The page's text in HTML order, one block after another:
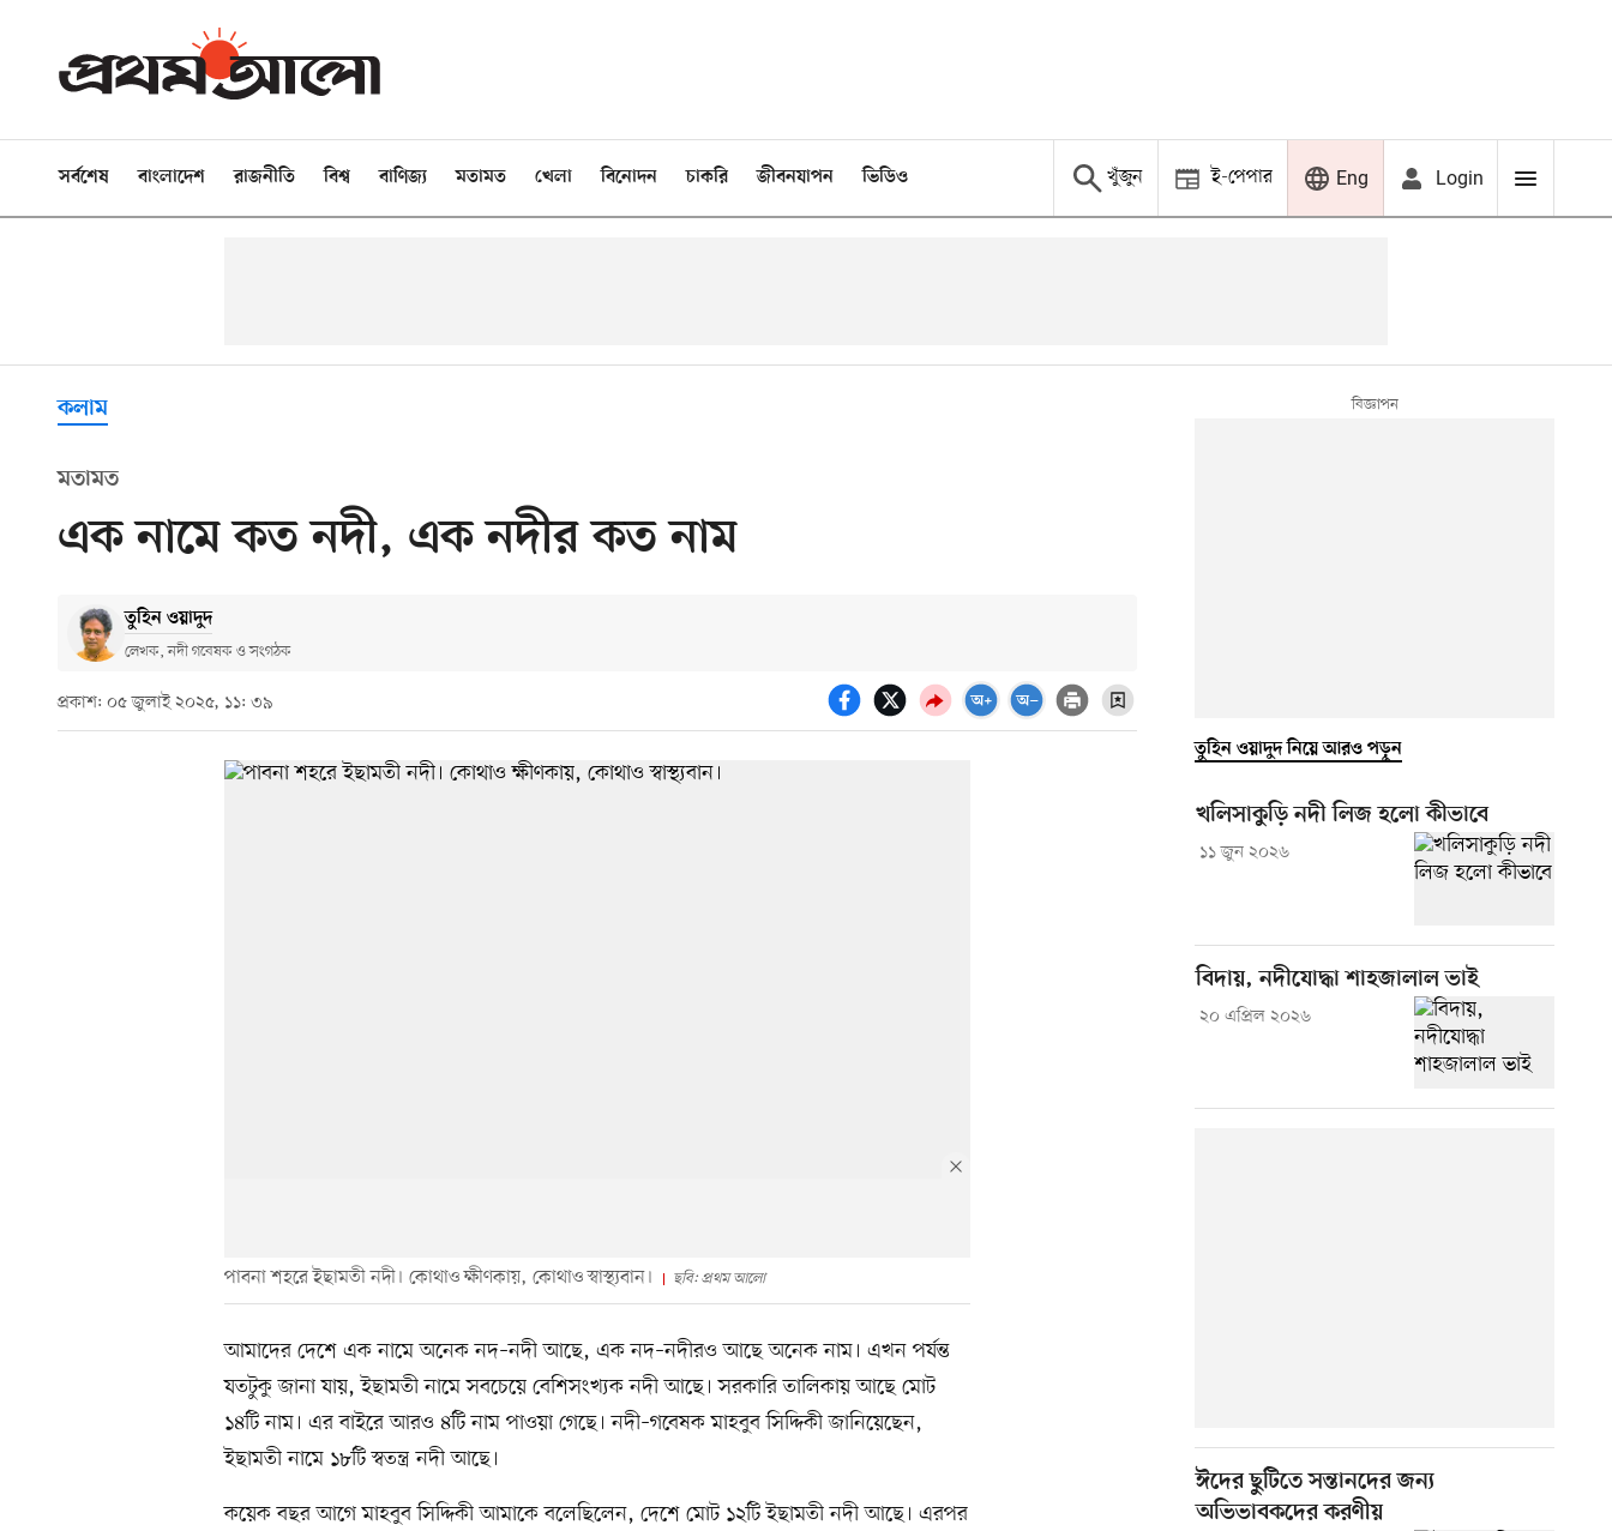
সর্বশেষ বাংলাদেশ রাজনীতি বিশ্ব বাণিজ্য মতামত খেলা বিনোদন চাকরি জীবনযাপন ভিডিও খুঁজুন ই-পেপার Eng Login
কলাম
মতামত
এক নামে কত নদী, এক নদীর কত নাম
তুহিন ওয়াদুদ
লেখক, নদী গবেষক ও সংগঠক
প্রকাশ: ০৫ জুলাই ২০২৫, ১১: ৩৯
পাবনা শহরে ইছামতী নদী। কোথাও ক্ষীণকায়, কোথাও স্বাস্থ্যবান। ছবি: প্রথম আলো
আমাদের দেশে এক নামে অনেক নদ–নদী আছে, এক নদ–নদীরও আছে অনেক নাম। এখন পর্যন্ত
যতটুকু জানা যায়, ইছামতী নামে সবচেয়ে বেশিসংখ্যক নদী আছে। সরকারি তালিকায় আছে মোট
১৪টি নাম। এর বাইরে আরও ৪টি নাম পাওয়া গেছে। নদী–গবেষক মাহবুব সিদ্দিকী জানিয়েছেন,
ইছামতী নামে ১৮টি স্বতন্ত্র নদী আছে।
কয়েক বছর আগে মাহবুব সিদ্দিকী আমাকে বলেছিলেন, দেশে মোট ১২টি ইছামতী নদী আছে। এরপর
তুহিন ওয়াদুদ নিয়ে আরও পড়ুন
খলিসাকুড়ি নদী লিজ হলো কীভাবে
১১ জুন ২০২৬
বিদায়, নদীযোদ্ধা শাহজালাল ভাই
২০ এপ্রিল ২০২৬
ঈদের ছুটিতে সন্তানদের জন্য
অভিভাবকদের করণীয়